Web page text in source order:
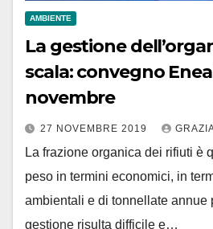
AMBIENTE
La gestione
scala: convegno
novembre
27 NOVEMBRE 2019
La frazione organica dei rifiuti è
peso in termini economici, in
ambientali e di tonnellate annue
gestione risulta difficile e…